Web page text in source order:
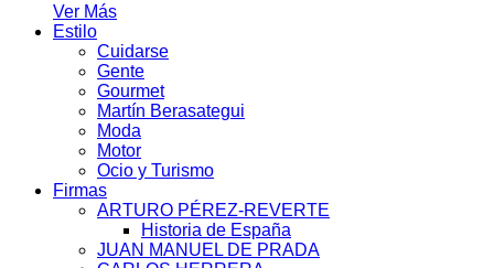
Ver Más
Estilo
Cuidarse
Gente
Gourmet
Martín Berasategui
Moda
Motor
Ocio y Turismo
Firmas
ARTURO PÉREZ-REVERTE
Historia de España
JUAN MANUEL DE PRADA